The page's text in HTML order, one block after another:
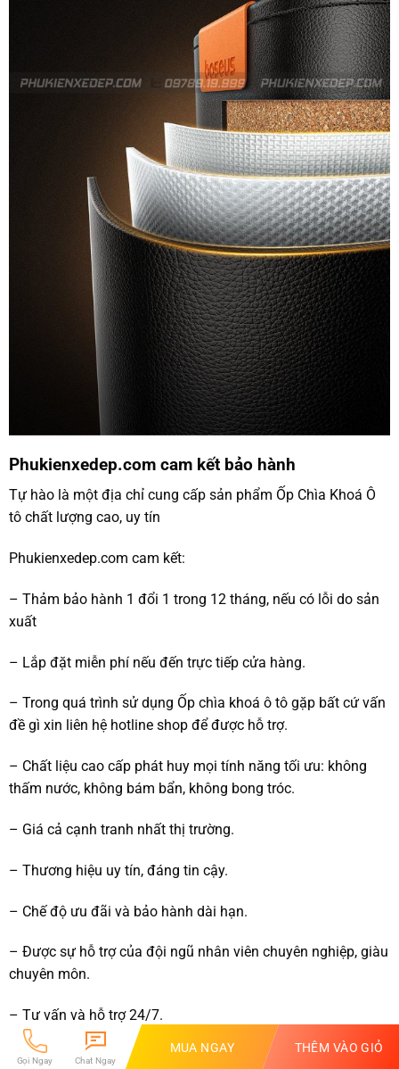
Phukienxedep.com cam kết bảo hành
Tự hào là một địa chỉ cung cấp sản phẩm Ốp Chìa Khoá Ô
tô chất lượng cao, uy tín
Phukienxedep.com cam kết:
– Thảm bảo hành 1 đổi 1 trong 12 tháng, nếu có lỗi do sản
xuất
– Lắp đặt miễn phí nếu đến trực tiếp cửa hàng.
– Trong quá trình sử dụng Ốp chìa khoá ô tô gặp bất cứ vấn
đề gì xin liên hệ hotline shop để được hỗ trợ.
– Chất liệu cao cấp phát huy mọi tính năng tối ưu: không
thấm nước, không bám bẩn, không bong tróc.
– Giá cả cạnh tranh nhất thị trường.
– Thương hiệu uy tín, đáng tin cậy.
– Chế độ ưu đãi và bảo hành dài hạn.
– Được sự hỗ trợ của đội ngũ nhân viên chuyên nghiệp, giàu
chuyên môn.
– Tư vấn và hỗ trợ 24/7.
Trên đây là những thông tin giúp mọi người hiểu rõ hơn về
Gọi Ngay Chat Ngay
MUA NGAY THÊM VÀO GIỎ